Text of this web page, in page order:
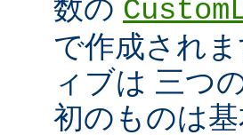
数の
で作成され
ィブは 三つ
初のものは